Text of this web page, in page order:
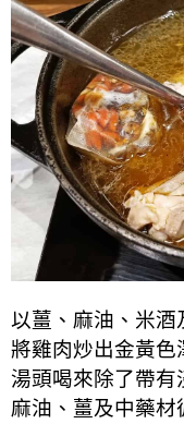
以薑、麻油、米酒
將雞肉炒出金黃色
湯頭喝來除了帶有
麻油、薑及中藥材